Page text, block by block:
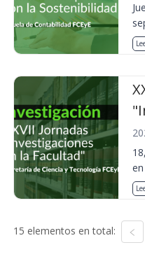
en
15 elementos en total: